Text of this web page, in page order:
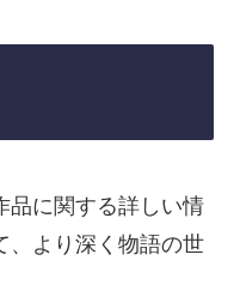
品に関する詳しい情
、より深く物語の世